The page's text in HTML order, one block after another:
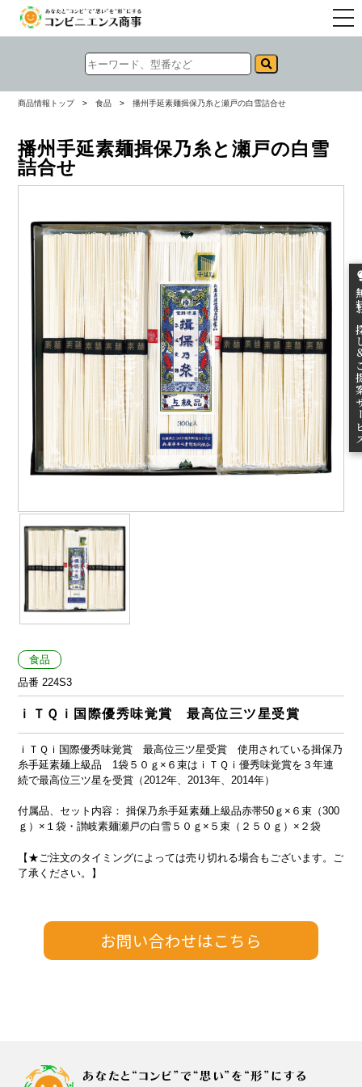
無
ご
商品情報トップ > 食品 > 播州手延素麺揖保乃糸と瀬戸の白雪詰合せ
播州手延素麺揖保乃糸と瀬戸の白雪
詰合せ
食品
品番 224S3
ｉＴＱｉ国際優秀味覚賞 最高位三ツ星受賞
ｉＴＱｉ国際優秀味覚賞 最高位三ツ星受賞 使用されている揖保乃
糸手延素麺上級品 1袋５０ｇ×６束はｉＴＱｉ優秀味覚賞を３年連
続で最高位三ツ星を受賞（2012年、2013年、2014年）
付属品、セット内容： 揖保乃糸手延素麺上級品赤帯50ｇ×６束（300
ｇ）×１袋・讃岐素麺瀬戸の白雪５０ｇ×５束（２５０ｇ）×２袋
【★ご注文のタイミングによっては売り切れる場合もございます。ご
了承ください。】